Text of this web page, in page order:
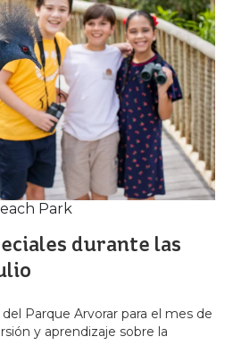
Park
durante las
Parque Arvorar para el mes de
y aprendizaje sobre la